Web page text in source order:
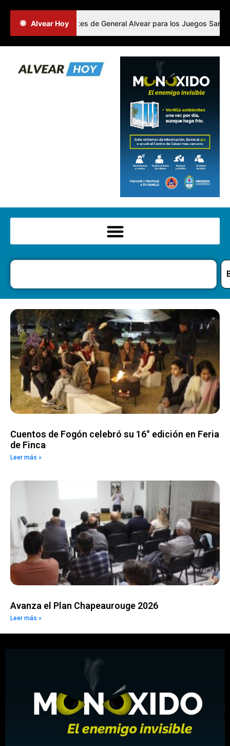
Alvear Hoy
a los representantes de General Alvear para los Juegos
Cuentos de Fogón celebró su 16° edición en Feria
de Finca
Leer más »
Avanza el Plan Chapeaurouge 2026
Leer más »